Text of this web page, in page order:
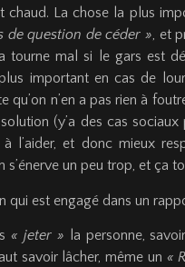
chaud. La chose la plus
de question de céder », et
tourne mal si le gars est
important en cas de
n’en a pas rien à
(y’a des cas
l’aider, et donc mieux
un peu trop, et ça
qui est engagé dans un
« jeter » la personne,
savoir lâcher, même un «